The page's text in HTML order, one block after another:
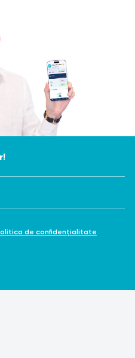
de confidențialitate